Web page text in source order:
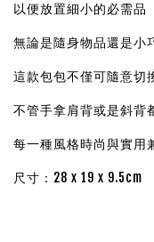
以便放置細小的必需品
無論是隨身物品還是小
這款包包不僅可隨意切
不管手拿肩背或是斜背
每一種風格時尚與實用
尺寸：28 x 19 x 9.5cm